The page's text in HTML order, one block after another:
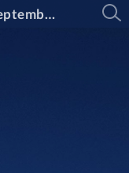
Grand Est Mutualité - septembre 2024